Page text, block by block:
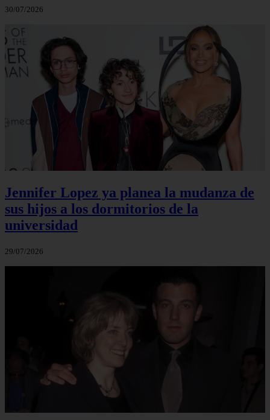
30/07/2026
Jennifer Lopez ya planea la mudanza de
sus hijos a los dormitorios de la
universidad
29/07/2026